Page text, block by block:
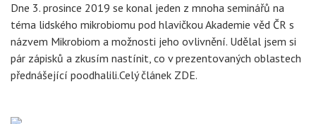
Dne 3. prosince 2019 se konal jeden z mnoha seminářů na
téma lidského mikrobiomu pod hlavičkou Akademie věd ČR s
názvem Mikrobiom a možnosti jeho ovlivnění. Udělal jsem si
pár zápisků a zkusím nastínit, co v prezentovaných oblastech
přednášející poodhalili.Celý článek ZDE.